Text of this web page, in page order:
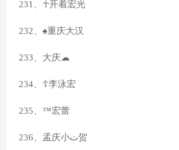
231、☥开着宏光
232、♠重庆大汉
233、大庆☁
234、☦李泳宏
235、™宏蕾
236、孟庆小ت贺